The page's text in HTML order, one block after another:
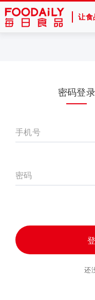
让食
密码登录
手机号
密码
还